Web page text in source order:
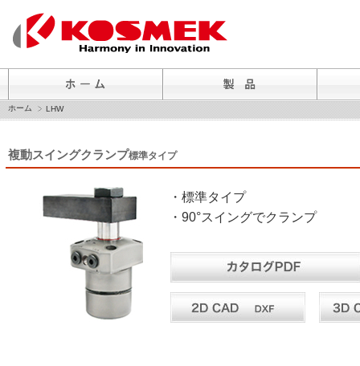
ホーム LHW
複動スイングクランプ標準タイプ
・標準タイプ
・90°スイングでクランプ